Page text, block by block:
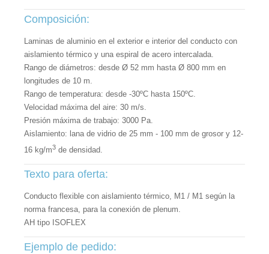
Composición:
Laminas de aluminio en el exterior e interior del conducto con
aislamiento térmico y una espiral de acero intercalada.
Rango de diámetros: desde Ø 52 mm hasta Ø 800 mm en
longitudes de 10 m.
Rango de temperatura: desde -30ºC hasta 150ºC.
Velocidad máxima del aire: 30 m/s.
Presión máxima de trabajo: 3000 Pa.
Aislamiento: lana de vidrio de 25 mm - 100 mm de grosor y 12-
16 kg/m3 de densidad.
Texto para oferta:
Conducto flexible con aislamiento térmico, M1 / ​​M1 según la
norma francesa, para la conexión de plenum.
AH tipo ISOFLEX
Ejemplo de pedido: